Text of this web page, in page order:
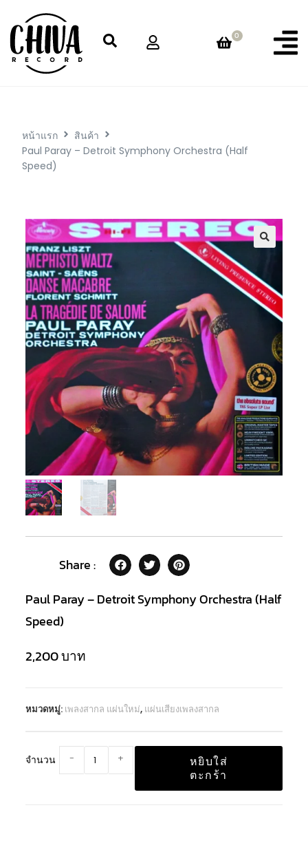
0
หน้าแรก
สินค้า
Paul Paray – Detroit Symphony Orchestra (Half
Speed)
Share :
Paul Paray – Detroit Symphony Orchestra (Half
Speed)
2,200บาท
หมวดหมู่: เพลงสากล แผ่นใหม่, แผ่นเสียงเพลงสากล
จำนวน - +
หยิบใส่
ตะกร้า